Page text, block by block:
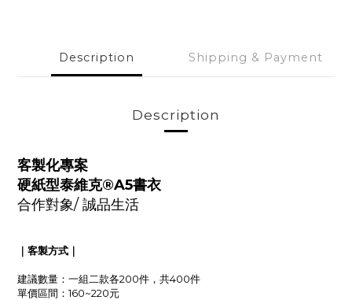
Description Shipping & Payment
Description
客製化專案
硬紙型泰維克®A5書衣
合作對象/ 誠品生活
｜客製方式｜
建議數量：一組二款各200件，共400件
單價區間：160~220元